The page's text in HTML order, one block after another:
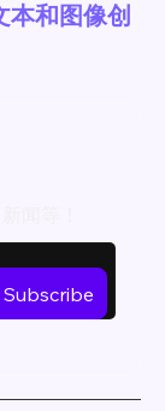
本和图像创